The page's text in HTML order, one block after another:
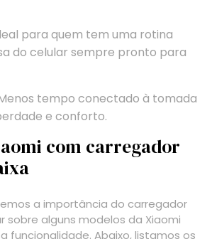
para quem tem uma rotina
do celular sempre pronto para
tempo conectado à tomada
e conforto.
com carregador
a importância do carregador
sobre alguns modelos da Xiaomi
funcionalidade. Abaixo, listamos os